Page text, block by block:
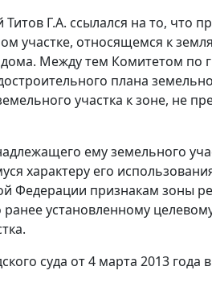
Г.А. ссылался на то, что
участке, относящемся к
Между тем Комитетом по
плана
участка к зоне, не
ему земельного
характеру его
Федерации признакам зоны
установленному
суда от 4 марта 2013